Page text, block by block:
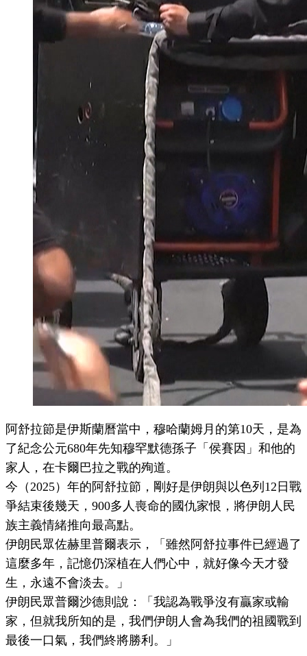
阿舒拉節是伊斯蘭曆當中，穆哈蘭姆月的第10天，是為
了紀念公元680年先知穆罕默德孫子「侯賽因」和他的
家人，在卡爾巴拉之戰的殉道。
今（2025）年的阿舒拉節，剛好是伊朗與以色列12日戰
爭結束後幾天，900多人喪命的國仇家恨，將伊朗人民
族主義情緒推向最高點。
伊朗民眾佐赫里普爾表示，「雖然阿舒拉事件已經過了
這麼多年，記憶仍深植在人們心中，就好像今天才發
生，永遠不會淡去。」
伊朗民眾普爾沙德則說：「我認為戰爭沒有贏家或輸
家，但就我所知的是，我們伊朗人會為我們的祖國戰到
最後一口氣，我們終將勝利。」